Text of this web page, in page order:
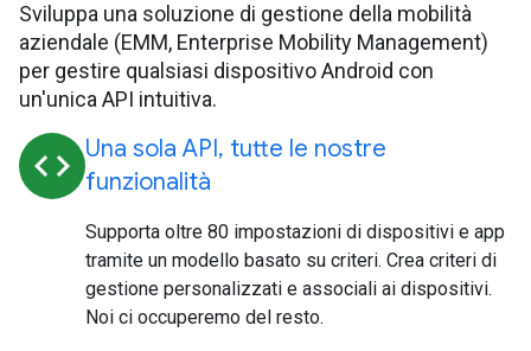
Sviluppa una soluzione di gestione della mobilità
aziendale (EMM, Enterprise Mobility Management)
per gestire qualsiasi dispositivo Android con
un'unica API intuitiva.
code Una sola API, tutte le nostre
funzionalità
Supporta oltre 80 impostazioni di dispositivi e app
tramite un modello basato su criteri. Crea criteri di
gestione personalizzati e associali ai dispositivi.
Noi ci occuperemo del resto.